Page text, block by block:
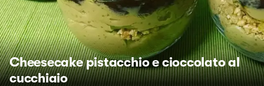
Cheesecake pistacchio e cioccolato al
cucchiaio